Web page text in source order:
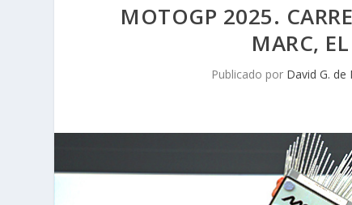
MOTOGP 2025.
MARC,
Publicado por David G. de